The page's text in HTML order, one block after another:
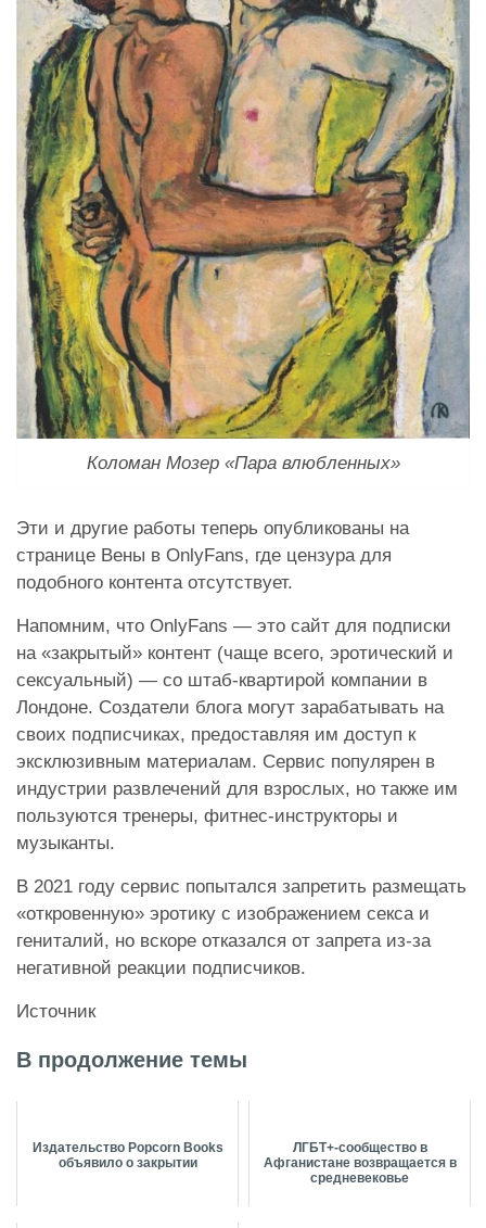
Коломан Мозер «Пара влюбленных»
Эти и другие работы теперь опубликованы на
странице Вены в OnlyFans, где цензура для
подобного контента отсутствует.
Напомним, что OnlyFans — это сайт для подписки
на «закрытый» контент (чаще всего, эротический и
сексуальный) — со штаб-квартирой компании в
Лондоне. Создатели блога могут зарабатывать на
своих подписчиках, предоставляя им доступ к
эксклюзивным материалам. Сервис популярен в
индустрии развлечений для взрослых, но также им
пользуются тренеры, фитнес-инструкторы и
музыканты.
В 2021 году сервис попытался запретить размещать
«откровенную» эротику с изображением секса и
гениталий, но вскоре отказался от запрета из-за
негативной реакции подписчиков.
Источник
В продолжение темы
Издательство Popcorn Books
объявило о закрытии
ЛГБТ+-сообщество в
Афганистане возвращается в
средневековье